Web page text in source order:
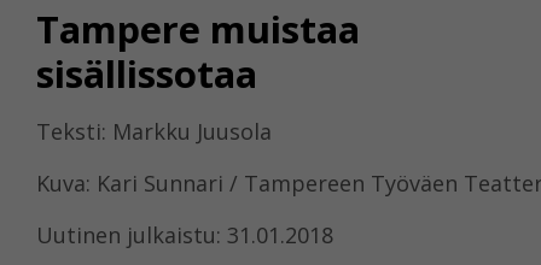
Tampere muistaa
sisällissotaa
Teksti: Markku Juusola
Kuva: Kari Sunnari / Tampereen Työväen
Uutinen julkaistu: 31.01.2018